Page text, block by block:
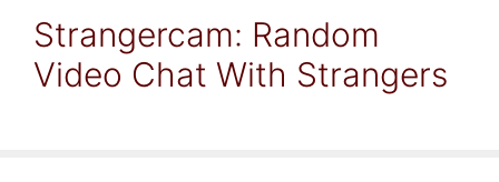
Strangercam: Random
Video Chat With Strangers